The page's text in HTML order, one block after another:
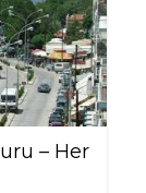
– Her